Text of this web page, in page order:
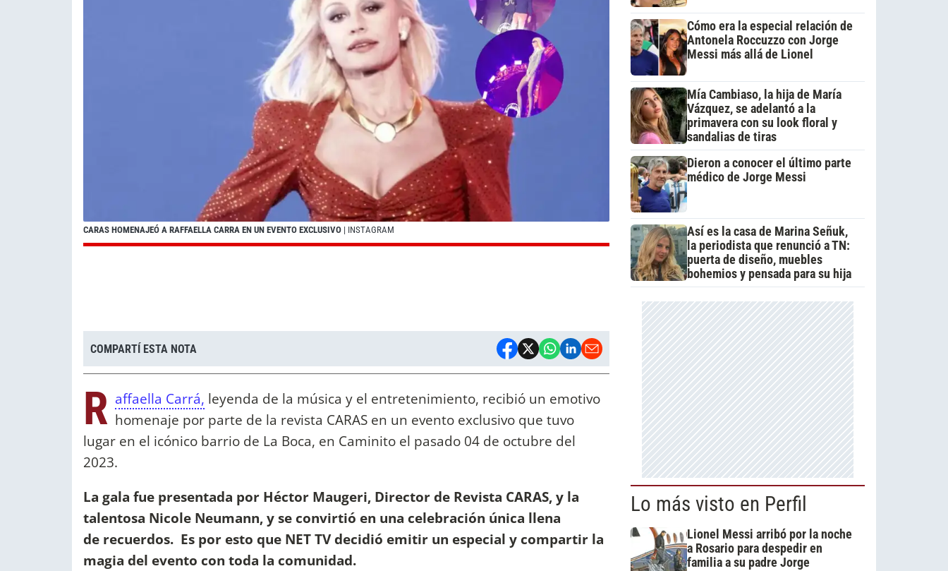
CARAS HOMENAJEÓ A RAFFAELLA CARRA EN UN EVENTO EXCLUSIVO | INSTAGRAM
COMPARTÍ ESTA NOTA
R affaella Carrá, leyenda de la música y el entretenimiento, recibió un emotivo
homenaje por parte de la revista CARAS en un evento exclusivo que tuvo
lugar en el icónico barrio de La Boca, en Caminito el pasado 04 de octubre del
2023.
La gala fue presentada por Héctor Maugeri, Director de Revista CARAS, y la
talentosa Nicole Neumann, y se convirtió en una celebración única llena
de recuerdos. Es por esto que NET TV decidió emitir un especial y compartir la
magia del evento con toda la comunidad.
Cómo era la especial relación de
Antonela Roccuzzo con Jorge
Messi más allá de Lionel
Mía Cambiaso, la hija de María
Vázquez, se adelantó a la
primavera con su look floral y
sandalias de tiras
Dieron a conocer el último parte
médico de Jorge Messi
Así es la casa de Marina Señuk,
la periodista que renunció a TN:
puerta de diseño, muebles
bohemios y pensada para su hija
Lo más visto en Perfil
Lionel Messi arribó por la noche
a Rosario para despedir en
familia a su padre Jorge